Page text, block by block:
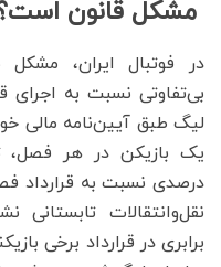
مشکل قانون
در فوتبال ایران،
بی‌تفاوتی نسبت به اجرای
لیگ طبق آیین‌نامه مالی
درصدی نسبت به قرارداد
نقل‌وانتقالات
برابری در قرارداد برخی